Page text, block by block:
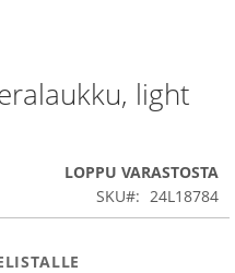
light
LOPPU VARASTOSTA
SKU
24L18784